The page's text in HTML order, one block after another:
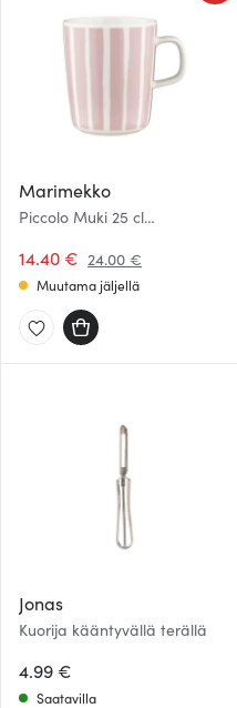
Marimekko
Piccolo Muki 25 cl
14.40 € 24.00 €
Muutama jäljellä
Jonas
Kuorija kääntyvällä terällä
4.99 €
Saatavilla